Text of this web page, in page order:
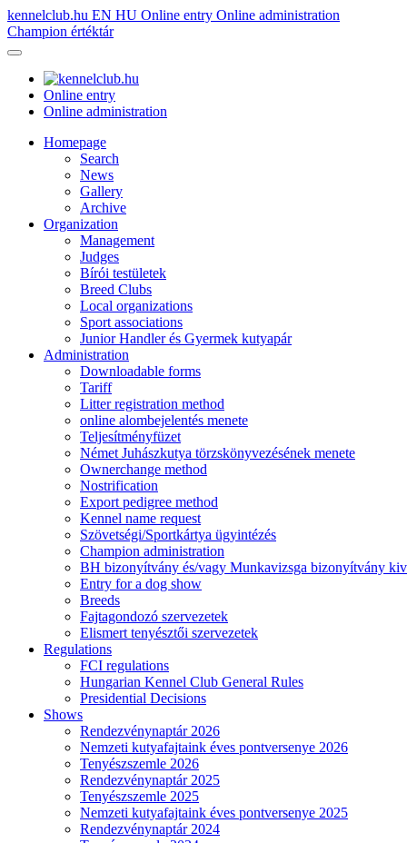
kennelclub.hu EN HU Online entry Online administration
Champion értéktár
Online entry
Online administration
Homepage
Search
News
Gallery
Archive
Organization
Management
Judges
Bírói testületek
Breed Clubs
Local organizations
Sport associations
Junior Handler és Gyermek kutyapár
Administration
Downloadable forms
Tariff
Litter registration method
online alombejelentés menete
Teljesítményfüzet
Német Juhászkutya törzskönyvezésének menete
Ownerchange method
Nostrification
Export pedigree method
Kennel name request
Szövetségi/Sportkártya ügyintézés
Champion administration
BH bizonyítvány és/vagy Munkavizsga bizonyítvány
Entry for a dog show
Breeds
Fajtagondozó szervezetek
Elismert tenyésztői szervezetek
Regulations
FCI regulations
Hungarian Kennel Club General Rules
Presidential Decisions
Shows
Rendezvénynaptár 2026
Nemzeti kutyafajtaink éves pontversenye 2026
Tenyészszemle 2026
Rendezvénynaptár 2025
Tenyészszemle 2025
Nemzeti kutyafajtaink éves pontversenye 2025
Rendezvénynaptár 2024